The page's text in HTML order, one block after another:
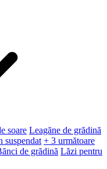
soare Leagăne de grădină
suspendat + 3 următoare
de grădină Lăzi pentru